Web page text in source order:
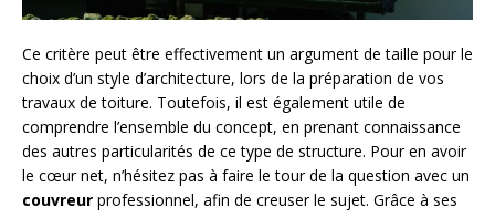
Ce critère peut être effectivement un argument de taille pour le
choix d’un style d’architecture, lors de la préparation de vos
travaux de toiture. Toutefois, il est également utile de
comprendre l’ensemble du concept, en prenant connaissance
des autres particularités de ce type de structure. Pour en avoir
le cœur net, n’hésitez pas à faire le tour de la question avec un
couvreur professionnel, afin de creuser le sujet. Grâce à ses